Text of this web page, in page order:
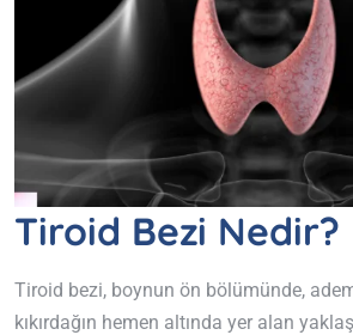
Tiroid Bezi Nedir?
Tiroid bezi, boynun ön bölümünde,
kıkırdağın hemen altında yer alan